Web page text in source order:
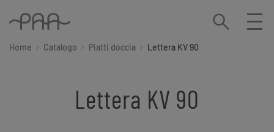
Home Catalogo Piatti doccia Lettera KV 90
Lettera KV 90